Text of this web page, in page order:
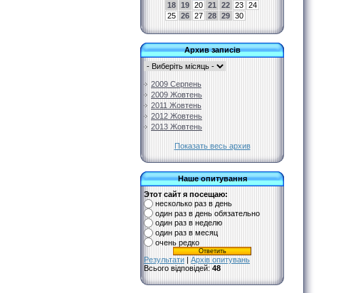
18 19 20 21 22 23 24
25 26 27 28 29 30
Архив записів
2009 Серпень
2009 Жовтень
2011 Жовтень
2012 Жовтень
2013 Жовтень
Показать весь архив
Наше опитування
Этот сайт я посещаю:
несколько раз в день
один раз в день обязательно
один раз в неделю
один раз в месяц
очень редко
Результати
Архів опитувань
Всього відповідей: 48